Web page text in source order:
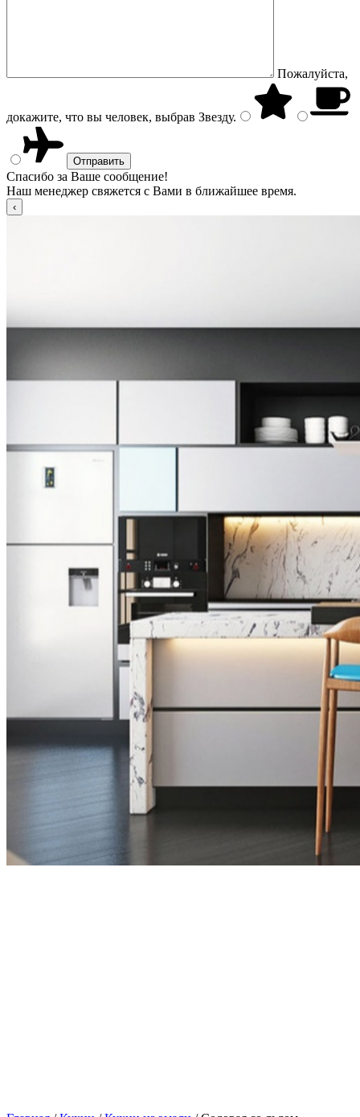
Пожалуйста,
докажите, что вы человек, выбрав Звезду.
Спасибо за Ваше сообщение!
Наш менеджер свяжется с Вами в ближайшее время.